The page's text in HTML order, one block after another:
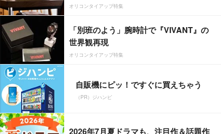
オリコンタイアップ特集
「別班のよう」腕時計で『VIVANT』の
世界観再現
オリコンタイアップ特集
自販機にピッ！ですぐに買えちゃう
（PR）ジハンピ
2026年7月夏ドラマも、注目作＆話題作